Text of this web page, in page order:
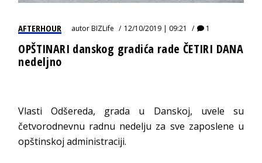
AFTERHOUR autorBIZLife 12/10/2019 | 09:21 1
OPŠTINARI danskog gradića rade ČETIRI DANA
nedeljno
Vlasti Odšereda, grada u Danskoj, uvele su
četvorodnevnu radnu nedelju za sve zaposlene u
opštinskoj administraciji.